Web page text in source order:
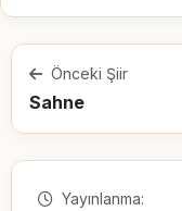
Önceki Şiir
Sahne
Yayınlanma: